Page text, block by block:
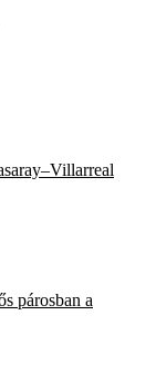
párosban a